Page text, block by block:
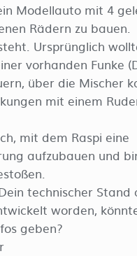
Modellauto mit 4
Rädern zu bauen.
Ursprünglich
vorhanden Funke
über die Mischer
mit einem
mit dem Raspi eine
aufzubauen und
technischer Stand
worden,
geben?